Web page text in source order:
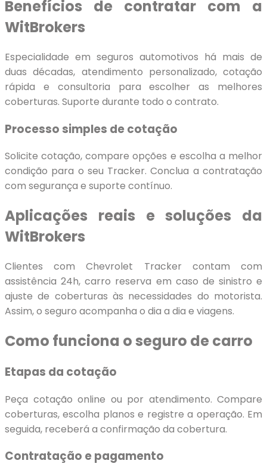
Benefícios de contratar com a
WitBrokers
Especialidade em seguros automotivos há mais de
duas décadas, atendimento personalizado, cotação
rápida e consultoria para escolher as melhores
coberturas. Suporte durante todo o contrato.
Processo simples de cotação
Solicite cotação, compare opções e escolha a melhor
condição para o seu Tracker. Conclua a contratação
com segurança e suporte contínuo.
Aplicações reais e soluções da
WitBrokers
Clientes com Chevrolet Tracker contam com
assistência 24h, carro reserva em caso de sinistro e
ajuste de coberturas às necessidades do motorista.
Assim, o seguro acompanha o dia a dia e viagens.
Como funciona o seguro de carro
Etapas da cotação
Peça cotação online ou por atendimento. Compare
coberturas, escolha planos e registre a operação. Em
seguida, receberá a confirmação da cobertura.
Contratação e pagamento